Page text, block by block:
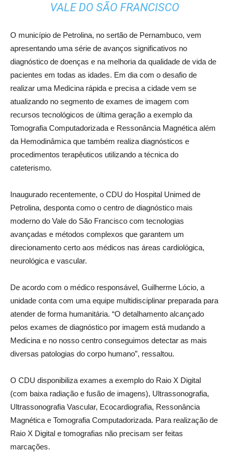
VALE DO SÃO FRANCISCO
O município de Petrolina, no sertão de Pernambuco, vem
apresentando uma série de avanços significativos no
diagnóstico de doenças e na melhoria da qualidade de vida de
pacientes em todas as idades. Em dia com o desafio de
realizar uma Medicina rápida e precisa a cidade vem se
atualizando no segmento de exames de imagem com
recursos tecnológicos de última geração a exemplo da
Tomografia Computadorizada e Ressonância Magnética além
da Hemodinâmica que também realiza diagnósticos e
procedimentos terapêuticos utilizando a técnica do
cateterismo.
Inaugurado recentemente, o CDU do Hospital Unimed de
Petrolina, desponta como o centro de diagnóstico mais
moderno do Vale do São Francisco com tecnologias
avançadas e métodos complexos que garantem um
direcionamento certo aos médicos nas áreas cardiológica,
neurológica e vascular.
De acordo com o médico responsável, Guilherme Lócio, a
unidade conta com uma equipe multidisciplinar preparada para
atender de forma humanitária. “O detalhamento alcançado
pelos exames de diagnóstico por imagem está mudando a
Medicina e no nosso centro conseguimos detectar as mais
diversas patologias do corpo humano”, ressaltou.
O CDU disponibiliza exames a exemplo do Raio X Digital
(com baixa radiação e fusão de imagens), Ultrassonografia,
Ultrassonografia Vascular, Ecocardiografia, Ressonância
Magnética e Tomografia Computadorizada. Para realização de
Raio X Digital e tomografias não precisam ser feitas
marcações.